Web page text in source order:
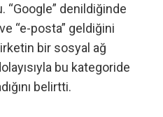
“Google” denildiğinde
“e-posta” geldiğini
bir sosyal ağ
bu kategoride
belirtti.